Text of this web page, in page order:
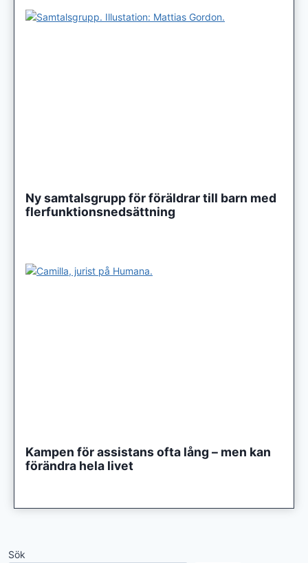
Ny samtalsgrupp för föräldrar till barn med
flerfunktionsnedsättning
Kampen för assistans ofta lång – men kan
förändra hela livet
Sök